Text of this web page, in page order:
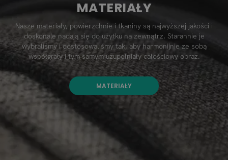
MATERIAŁY
Nasze materiały, powierzchnie i tkaniny są najwyższej jakości i
doskonale nadają się do użytku na zewnątrz. Starannie je
wybraliśmy i dostosowaliśmy tak, aby harmonijnie ze sobą
współgrały i tym samym uzupełniały całościowy obraz.
MATERIAŁY